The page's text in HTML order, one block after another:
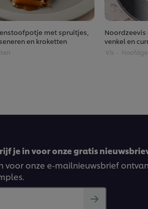
met spruitjes,
en kroketten
Noordzeevis
venkel en
Vis
je in voor onze gratis
voor onze e-mailnieuwsbrief